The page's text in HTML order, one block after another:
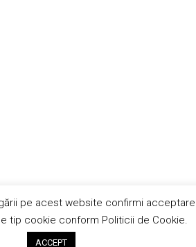
pe acest website confirmi
tip cookie conform Politicii de Cookie.
ACCEPT